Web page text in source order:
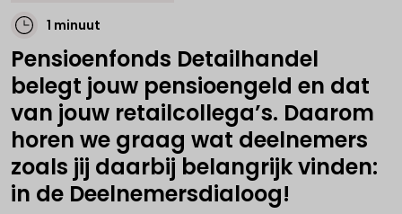
1 minuut
Pensioenfonds Detailhandel
belegt jouw pensioengeld en dat
van jouw retailcollega’s. Daarom
horen we graag wat deelnemers
zoals jij daarbij belangrijk vinden:
in de Deelnemersdialoog!